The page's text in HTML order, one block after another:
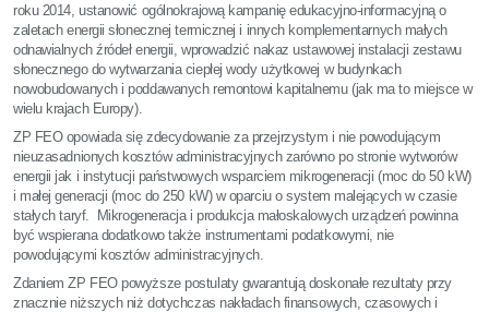
roku 2014, ustanowić ogólnokrajową kampanię edukacyjno-informacyjną o
zaletach energii słonecznej termicznej i innych komplementarnych małych
odnawialnych źródeł energii, wprowadzić nakaz ustawowej instalacji zestawu
słonecznego do wytwarzania ciepłej wody użytkowej w budynkach
nowobudowanych i poddawanych remontowi kapitalnemu (jak ma to miejsce w
wielu krajach Europy).
ZP FEO opowiada się zdecydowanie za przejrzystym i nie powodującym
nieuzasadnionych kosztów administracyjnych zarówno po stronie wytworów
energii jak i instytucji państwowych wsparciem mikrogeneracji (moc do 50 kW)
i małej generacji (moc do 250 kW) w oparciu o system malejących w czasie
stałych taryf. Mikrogeneracja i produkcja małoskalowych urządzeń powinna
być wspierana dodatkowo także instrumentami podatkowymi, nie
powodującymi kosztów administracyjnych.
Zdaniem ZP FEO powyższe postulaty gwarantują doskonałe rezultaty przy
znacznie niższych niż dotychczas nakładach finansowych, czasowych i